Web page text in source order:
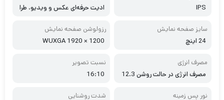
IPS
ادیت حرفه‌ای عکس و ویدیو، طرا
سایز صفحه نمایش
24 اینچ
رزولوشن صفحه نمایش
1200 × 1920 WUXGA
مصرف انرژی
مصرف انرژی در حالت روشن 12.3
نسبت تصویر
16:10
نور پس زمینه
شدت روشنایی